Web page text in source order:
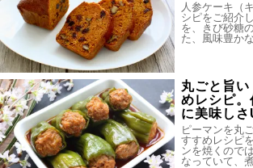
人参ケーキ（
シピをご紹介
を、きび砂糖
た、風味豊か
丸ごと旨
めレシピ
に美味しさ
ピーマンを丸
すすめレシピ
ンを焼くので
なっていて、